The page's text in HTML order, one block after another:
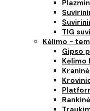
TIG
Kėlimo -
Gipso
Kėlimo